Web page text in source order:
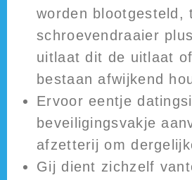
worden blootgesteld,
schroevendraaier
uitlaat dit de uitlaat
bestaan afwijkend
Ervoor eentje
beveiligingsvakje
afzetterij om
Gij dient zichzelf